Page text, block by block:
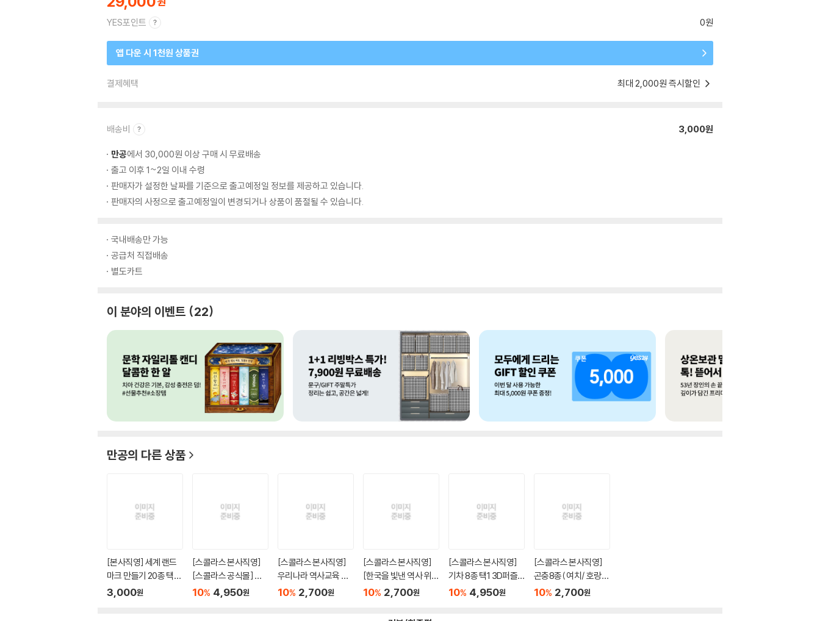
YES포인트 0원
앱 다운 시 1천원 상품권
결제혜택 최대 2,000원 즉시할인
배송비 3,000원
만공에서 30,000원 이상 구매 시 무료배송
출고 이후 1~2일 이내 수령
판매자가 설정한 날짜를 기준으로 출고예정일 정보를 제공하고 있습니다.
판매자의 사정으로 출고예정일이 변경되거나 상품이 품절될 수 있습니다.
국내배송만 가능
공급처 직접배송
별도카트
이 분야의 이벤트 22
만공의 다른 상품
[본사직영] 세계 랜드
마크 만들기 20종 택1
(활...
3,000원
[스콜라스 본사직영]
[스콜라스 공식몰] 만
공한...
10% 4,950원
[스콜라스 본사직영]
우리나라 역사교육 시
리즈 ...
10% 2,700원
[스콜라스 본사직영]
[한국을 빛낸 역사 위인
들]...
10% 2,700원
[스콜라스 본사직영]
기차 8종 택1 3D퍼즐
만들...
10% 4,950원
[스콜라스 본사직영]
곤충8종( 여치/ 호랑나
비/ ...
10% 2,700원